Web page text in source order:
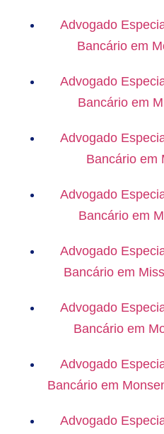
Advogado
Bancário em
Advogado
Bancário em
Advogado
Bancário em
Advogado
Bancário em
Advogado
Bancário em
Advogado
Bancário em
Advogado
Bancário em
Advogado